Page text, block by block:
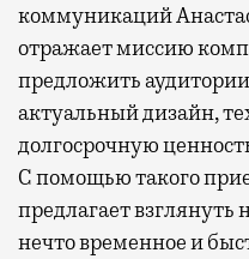
коммуникаций
отражает миссию
предложить
актуальный дизайн,
долгосрочную
С помощью такого
предлагает взглянуть
нечто временное и